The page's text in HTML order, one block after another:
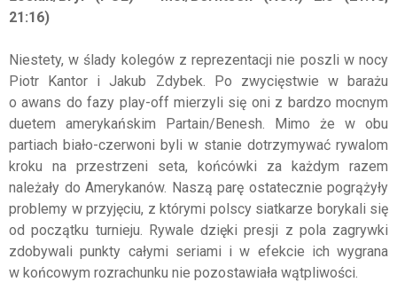
21:16)
Niestety, w ślady kolegów z reprezentacji nie poszli w nocy
Piotr Kantor i Jakub Zdybek. Po zwycięstwie w barażu
o awans do fazy play-off mierzyli się oni z bardzo mocnym
duetem amerykańskim Partain/Benesh. Mimo że w obu
partiach biało-czerwoni byli w stanie dotrzymywać rywalom
kroku na przestrzeni seta, końcówki za każdym razem
należały do Amerykanów. Naszą parę ostatecznie pogrążyły
problemy w przyjęciu, z którymi polscy siatkarze borykali się
od początku turnieju. Rywale dzięki presji z pola zagrywki
zdobywali punkty całymi seriami i w efekcie ich wygrana
w końcowym rozrachunku nie pozostawiała wątpliwości.